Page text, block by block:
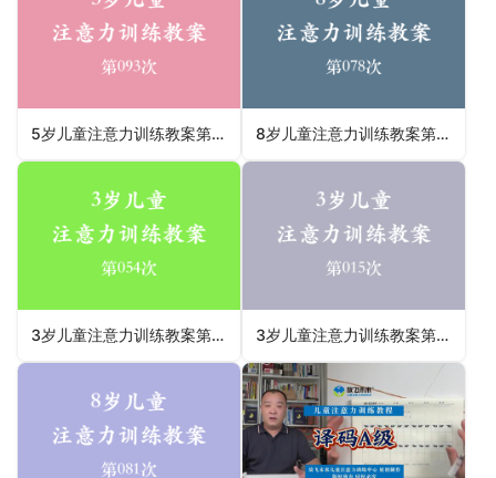
5岁儿童注意力训练教案第093次 共96次 8岁儿童注意力训练教案第078次 共96次
3岁儿童注意力训练教案第054次 共96次 3岁儿童注意力训练教案第015次 共96次